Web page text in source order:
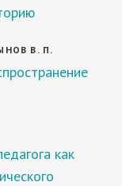
В. П.
как